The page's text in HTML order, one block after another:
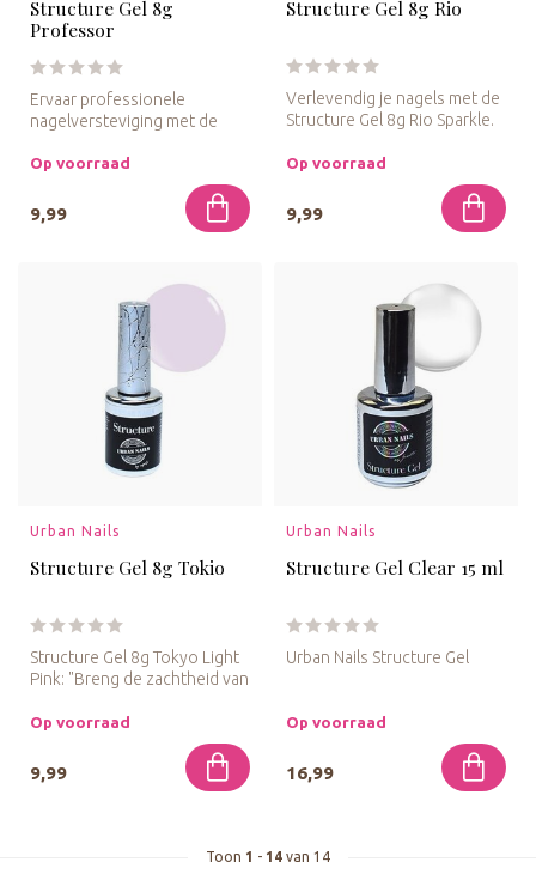
Structure Gel 8g
Professor
Ervaar professionele
nagelversteviging met de
(Clear). P...
Op voorraad
9,99
Structure Gel 8g Rio
Verlevendig je nagels met de
Structure Gel 8g Rio Sparkle.
Op voorraad
9,99
Urban Nails
Structure Gel 8g Tokio
Structure Gel 8g Tokyo Light
Pink: "Breng de zachtheid van
Op voorraad
9,99
Urban Nails
Structure Gel Clear 15 ml
Urban Nails Structure Gel
is bedoeld voor het ...
Op voorraad
16,99
Toon 1 - 14 van 14